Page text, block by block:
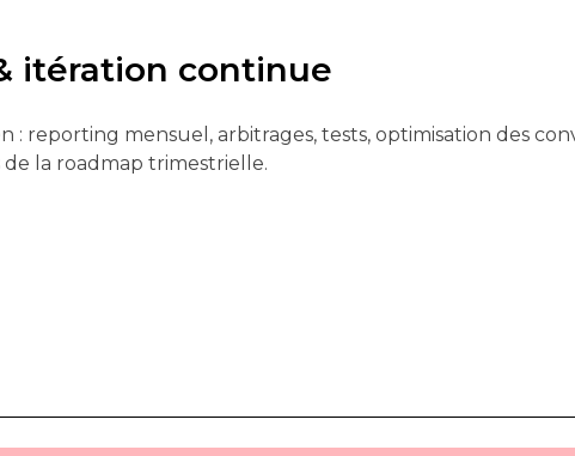
itération continue
: reporting mensuel, arbitrages, tests, optimisation des
la roadmap trimestrielle.